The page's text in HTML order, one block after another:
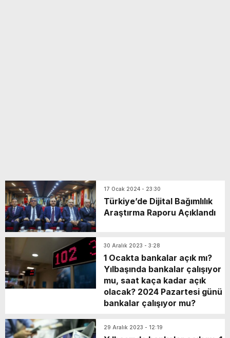
17 Ocak 2024 - 23:30
Türkiye’de Dijital Bağımlılık
Araştırma Raporu Açıklandı
30 Aralık 2023 - 3:28
1 Ocakta bankalar açık mı?
Yılbaşında bankalar çalışıyor
mu, saat kaça kadar açık
olacak? 2024 Pazartesi günü
bankalar çalışıyor mu?
29 Aralık 2023 - 12:19